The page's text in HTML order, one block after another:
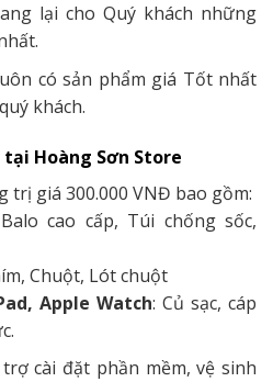
lại cho Quý khách những
có sản phẩm giá Tốt nhất
khách.
Hoàng Sơn Store
trị giá 300.000 VNĐ bao gồm:
cao cấp, Túi chống sốc,
Chuột, Lót chuột
Apple Watch: Củ sạc, cáp
cài đặt phần mềm, vệ sinh